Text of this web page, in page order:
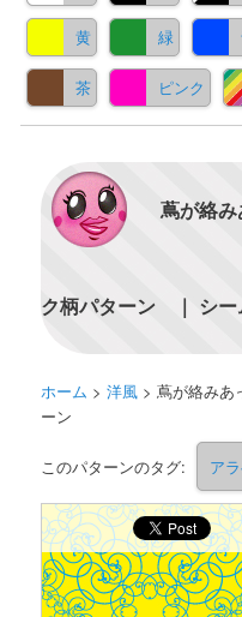
黄 緑
茶 ピンク
蔦が絡
ク柄パターン ｜ シー
ホーム >洋風 >蔦が絡みあ
ーン
このパターンのタグ: ア